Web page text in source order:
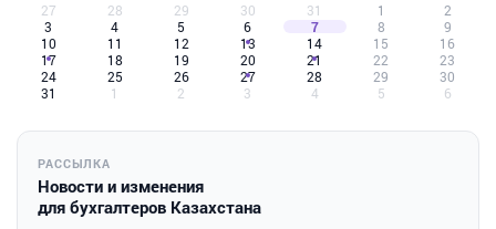
27 28 29 30 31 1
2
3
4 5 6 7 8
9
10
11 12 13 14 15
16
17
18 19 20 21 22
23
24
25 26 27 28 29
30
31
1 2 3 4 5 6
РАССЫЛКА
Новости и изменения
для бухгалтеров Казахстана